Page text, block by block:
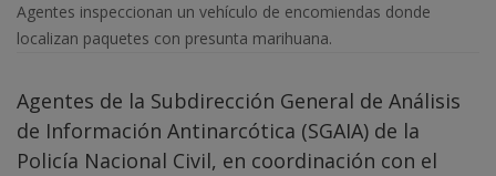
Agentes inspeccionan un vehículo de encomiendas donde
localizan paquetes con presunta marihuana.
Agentes de la Subdirección General de Análisis
de Información Antinarcótica (SGAIA) de la
Policía Nacional Civil, en coordinación con el